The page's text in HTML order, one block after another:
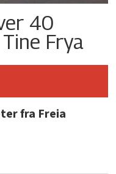
40
Frya
fra Freia